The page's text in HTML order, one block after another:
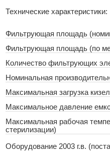
Технические характеристики:
Фильтрующая площадь
Фильтрующая площадь (по
Количество фильтрующих
Номинальная
Максимальная загрузка
Максимальное давление
Максимальная рабочая
стерилизации)
Оборудование 2003 г.в.